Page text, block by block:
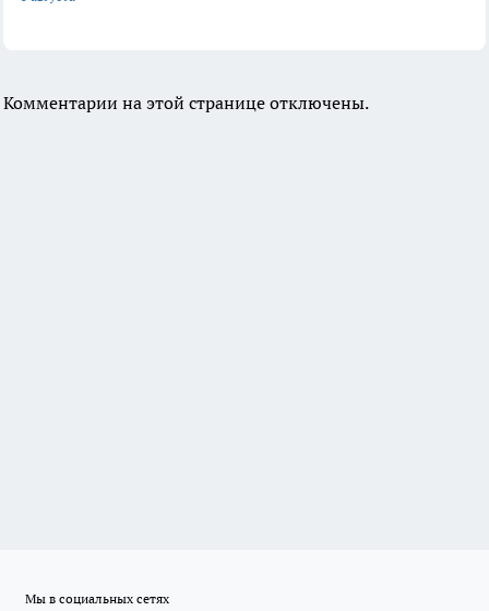
Комментарии на этой странице отключены.
Мы в социальных сетях